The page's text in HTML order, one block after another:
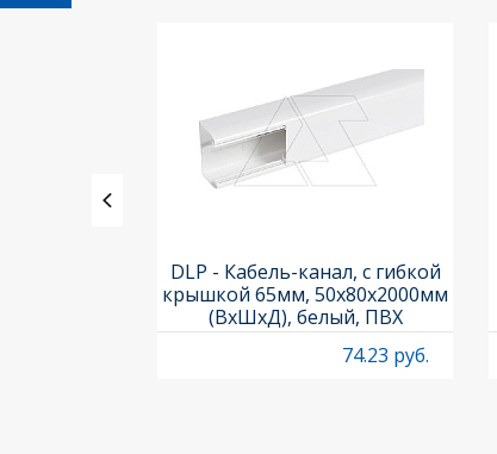
DLP - Кабель-канал, с гибкой
крышкой 65мм, 50x80х2000мм
(ВхШхД), белый, ПВХ
74.23 руб.